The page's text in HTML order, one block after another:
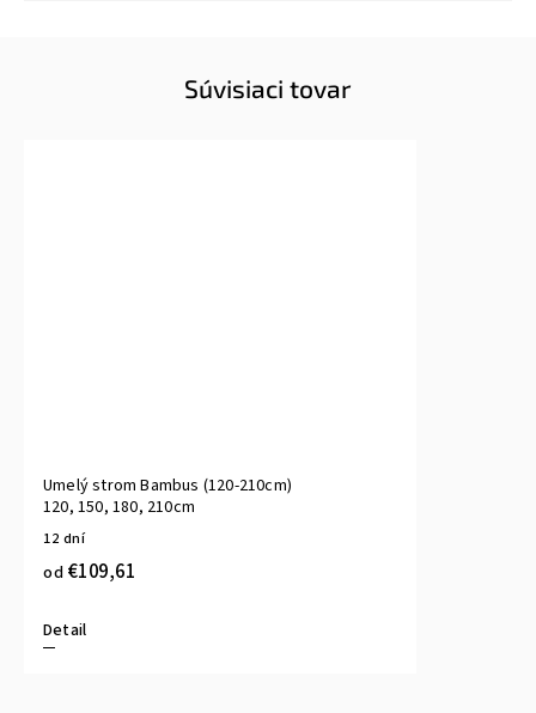
Súvisiaci tovar
Umelý strom Bambus (120-210cm)
120, 150, 180, 210cm
12 dní
od €109,61
Detail